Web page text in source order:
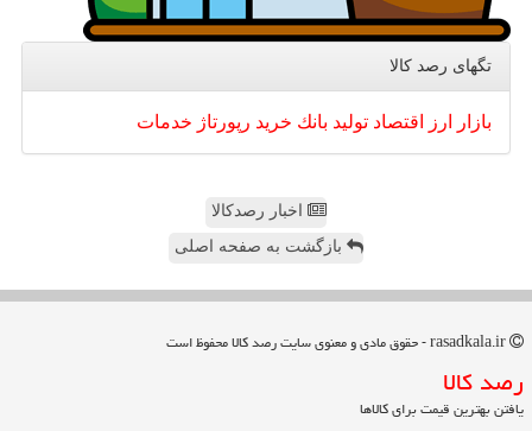
تگهای رصد كالا
بازار ارز اقتصاد تولید بانك خرید رپورتاژ خدمات
اخبار رصدکالا
بازگشت به صفحه اصلی
رصد كالا
یافتن بهترین قیمت برای کالاها